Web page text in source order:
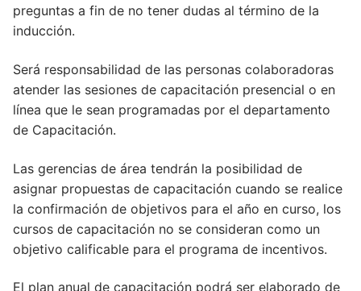
preguntas a fin de no tener dudas al término de la
inducción.
Será responsabilidad de las personas colaboradoras
atender las sesiones de capacitación presencial o en
línea que le sean programadas por el departamento
de Capacitación.
Las gerencias de área tendrán la posibilidad de
asignar propuestas de capacitación cuando se realice
la confirmación de objetivos para el año en curso, los
cursos de capacitación no se consideran como un
objetivo calificable para el programa de incentivos.
El plan anual de capacitación podrá ser elaborado de